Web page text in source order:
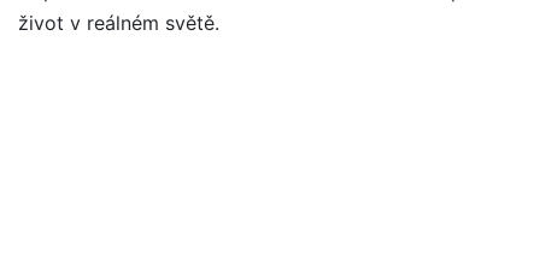
život v reálném světě.